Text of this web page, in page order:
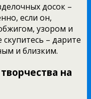
досок –
если он,
узором и
– дарите
и близким.
на